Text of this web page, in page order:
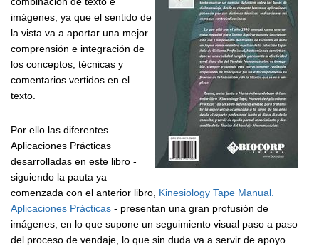
imágenes, ya que el sentido de
la vista va a aportar una mejor
comprensión e integración de
los conceptos, técnicas y
comentarios vertidos en el
texto.
Por ello las diferentes
Aplicaciones Prácticas
desarrolladas en este libro -
siguiendo la pauta ya
comenzada con el anterior libro, Kinesiology Tape Manual.
Aplicaciones Prácticas - presentan una gran profusión de
imágenes, en lo que supone un seguimiento visual paso a paso
del proceso de vendaje, lo que sin duda va a servir de apoyo